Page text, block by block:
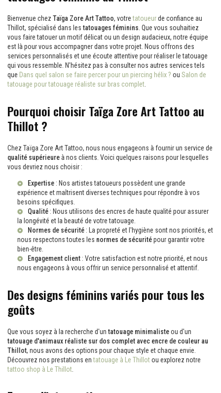
Bienvenue chez Taïga Zore Art Tattoo, votretatoueurde confiance au
Thillot, spécialisé dans les tatouages féminins . Que vous souhaitiez
vous faire tatouer un motif délicat ou un design audacieux, notre équipe
est là pour vous accompagner dans votre projet. Nous offrons des
services personnalisés et une écoute attentive pour réaliser le tatouage
qui vous ressemble. N'hésitez pas à consulter nos autres services tels
que Dans quel salon se faire percer pour un piercing hélix ? ou Salon de
tatouage pour tatouage réaliste sur bras complet
Pourquoi choisir Taïga Zore Art Tattoo au
Thillot ?
Chez Taïga Zore Art Tattoo, nous nous engageons à fournir un service de
qualité supérieureà nos clients. Voici quelques raisons pour lesquelles
vous devriez nous choisir :
Expertise : Nos artistes tatoueurs possèdent une grande
expérience et maîtrisent diverses techniques pour répondre à vos
besoins spécifiques.
Qualité : Nous utilisons des encres de haute qualité pour assurer
la longévité et la beauté de votre tatouage.
Normes de sécurité : La propreté et l'hygiène sont nos priorités, et
nous respectons toutes les normes de sécuritépour garantir votre
bien-être.
Engagement client : Votre satisfaction est notre priorité, et nous
nous engageons à vous offrir un service personnalisé et attentif.
Des designs féminins variés pour tous les
goûts
Que vous soyez à la recherche d'un tatouage minimalisteou d'un
tatouage d'animaux réaliste sur dos complet avec encre de couleur au
Thillot, nous avons des options pour chaque style et chaque envie.
Découvrez nos prestations entatouage à Le Thillotou explorez notre
tattoo shop à Le Thillot